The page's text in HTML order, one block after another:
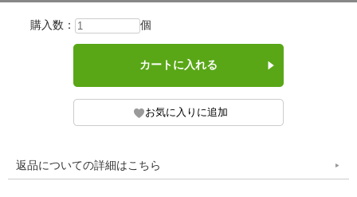
購入数： 個
返品についての詳細はこちら